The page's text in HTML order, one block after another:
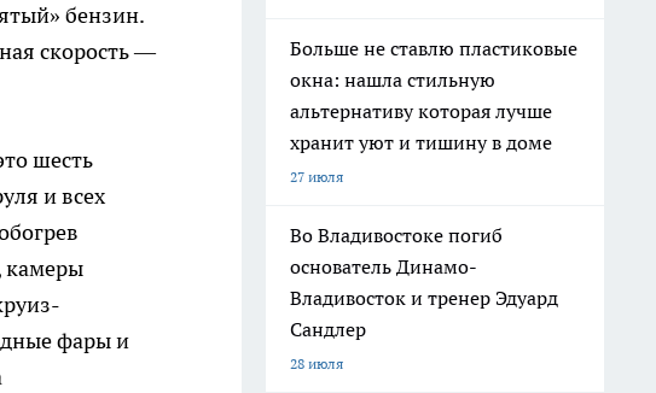
бензин.
скорость —
шесть
и всех
камеры
фары и
Больше не ставлю пластиковые
окна: нашла стильную
альтернативу которая лучше
хранит уют и тишину в доме
27 июля
Во Владивостоке погиб
основатель Динамо-
Владивосток и тренер Эдуард
Сандлер
28 июля